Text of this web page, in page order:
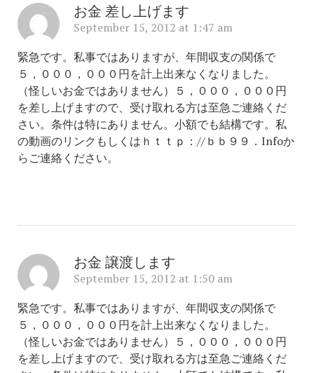
お金 差し上げます
September 15, 2012 at 1:47 am
緊急です。私事ではありますが、年間収支の関係で
５，０００，０００円を計上出来なくなりました。
（怪しいお金ではありません）５，０００，０００円
を差し上げますので、受け取れる方は至急ご連絡くだ
さい。条件は特にありません。小額でも結構です。私
の動画のリンクもしくはｈｔｔｐ：//ｂｂ９９．Infoか
らご連絡ください。
お金 譲渡します
September 15, 2012 at 1:50 am
緊急です。私事ではありますが、年間収支の関係で
５，０００，０００円を計上出来なくなりました。
（怪しいお金ではありません）５，０００，０００円
を差し上げますので、受け取れる方は至急ご連絡くだ